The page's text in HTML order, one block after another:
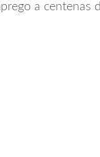
a centenas